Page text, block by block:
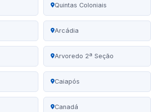
Quintas Coloniais
Arcádia
Arvoredo 2ª Seção
Caiapós
Canadá